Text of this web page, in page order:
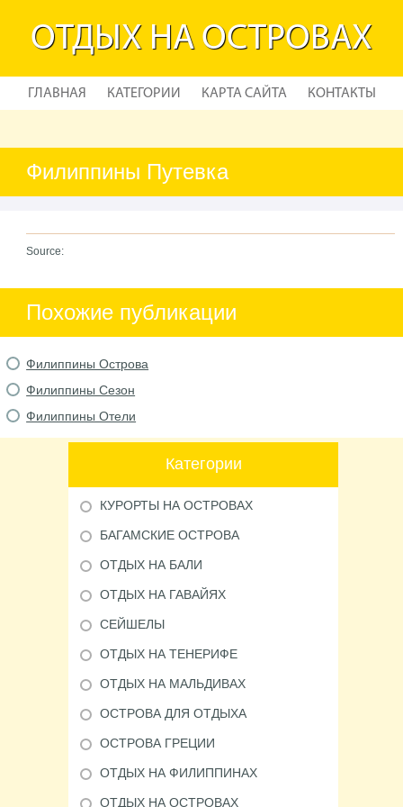
ОТДЫХ НА ОСТРОВАХ
ГЛАВНАЯ КАТЕГОРИИ КАРТА САЙТА КОНТАКТЫ
Филиппины Путевка
Source:
Похожие публикации
Филиппины Острова
Филиппины Сезон
Филиппины Отели
Категории
КУРОРТЫ НА ОСТРОВАХ
БАГАМСКИЕ ОСТРОВА
ОТДЫХ НА БАЛИ
ОТДЫХ НА ГАВАЙЯХ
СЕЙШЕЛЫ
ОТДЫХ НА ТЕНЕРИФЕ
ОТДЫХ НА МАЛЬДИВАХ
ОСТРОВА ДЛЯ ОТДЫХА
ОСТРОВА ГРЕЦИИ
ОТДЫХ НА ФИЛИППИНАХ
ОТДЫХ НА ОСТРОВАХ